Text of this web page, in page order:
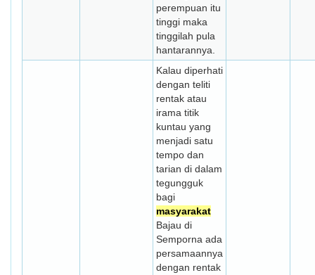
perempuan itu
tinggi maka
tinggilah pula
hantarannya.
Kalau diperhati
dengan teliti
rentak atau
irama titik
kuntau yang
menjadi satu
tempo dan
tarian di dalam
tegungguk
bagi
masyarakat
Bajau di
Semporna ada
persamaannya
dengan rentak